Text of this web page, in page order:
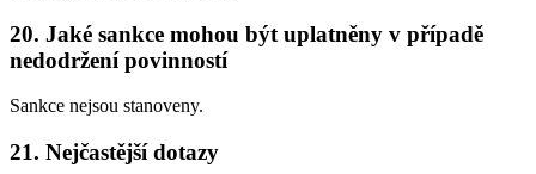
20. Jaké sankce mohou být uplatněny v případě
nedodržení povinností
Sankce nejsou stanoveny.
21. Nejčastější dotazy